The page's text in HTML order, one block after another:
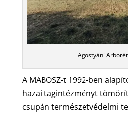
Agostyáni
A MABOSZ-t 1992-ben
hazai tagintézményt
csupán természetvédelmi